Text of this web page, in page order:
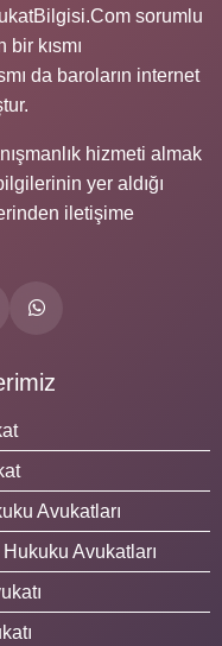
sorumlu
kısmı
da baroların internet
hizmeti almak
yer aldığı
iletişime
Avukatları
Avukatları